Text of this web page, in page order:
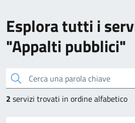
Esplora tutti i
"Appalti pubblici"
Cerca una parola chiave
2 servizi trovati in ordine alfabetico